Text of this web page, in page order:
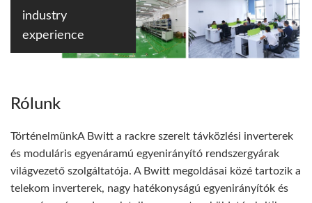
industry
experience
Rólunk
TörténelmünkA Bwitt a rackre szerelt távközlési inverterek
és moduláris egyenáramú egyenirányító rendszergyárak
világvezető szolgáltatója. A Bwitt megoldásai közé tartozik a
telekom inverterek, nagy hatékonyságú egyenirányítók és